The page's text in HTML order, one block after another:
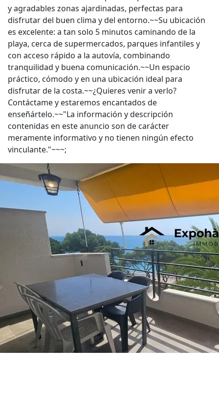
y agradables zonas ajardinadas, perfectas para
disfrutar del buen clima y del entorno.~~Su ubicación
es excelente: a tan solo 5 minutos caminando de la
playa, cerca de supermercados, parques infantiles y
con acceso rápido a la autovía, combinando
tranquilidad y buena comunicación.~~Un espacio
práctico, cómodo y en una ubicación ideal para
disfrutar de la costa.~~¿Quieres venir a verlo?
Contáctame y estaremos encantados de
enseñártelo.~~"La información y descripción
contenidas en este anuncio son de carácter
meramente informativo y no tienen ningún efecto
vinculante."~~~;